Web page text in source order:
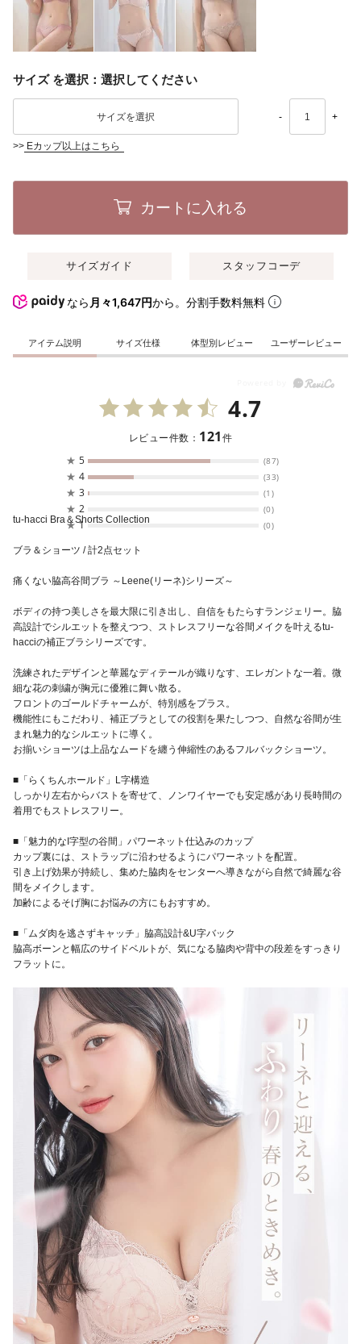
サイズ 選択してください
- +
>> Eカップ以上はこちら
カートに入れる
サイズガイド スタッフコーデ
なら 月々1,647円から。分割手数料無料
アイテム説明 サイズ仕様 体型別レビュー ユーザーレビュー
4.7
レビュー件数： 121件
★ 5 (87)
★ 4 (33)
★ 3 (1)
★ 2 (0)
★1 (0)
tu-hacci Bra＆Shorts Collection
ブラ＆ショーツ / 計2点セット
痛くない脇高谷間ブラ ～Leene(リーネ)シリーズ～
ボディの持つ美しさを最大限に引き出し、自信をもたらすランジェリー。脇
高設計でシルエットを整えつつ、ストレスフリーな谷間メイクを叶えるtu-
hacciの補正ブラシリーズです。
洗練されたデザインと華麗なディテールが織りなす、エレガントな一着。微
細な花の刺繍が胸元に優雅に舞い散る。
フロントのゴールドチャームが、特別感をプラス。
機能性にもこだわり、補正ブラとしての役割を果たしつつ、自然な谷間が生
まれ魅力的なシルエットに導く。
お揃いショーツは上品なムードを纏う伸縮性のあるフルバックショーツ。
■「らくちんホールド」L字構造
しっかり左右からバストを寄せて、ノンワイヤーでも安定感があり長時間の
着用でもストレスフリー。
■「魅力的なI字型の谷間」パワーネット仕込みのカップ
カップ裏には、ストラップに沿わせるようにパワーネットを配置。
引き上げ効果が持続し、集めた脇肉をセンターへ導きながら自然で綺麗な谷
間をメイクします。
加齢によるそげ胸にお悩みの方にもおすすめ。
■「ムダ肉を逃さずキャッチ」脇高設計&U字バック
脇高ボーンと幅広のサイドベルトが、気になる脇肉や背中の段差をすっきり
フラットに。